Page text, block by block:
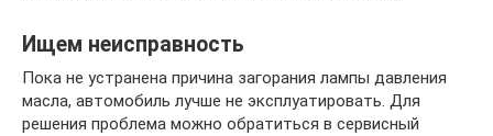
Ищем неисправность
Пока не устранена причина загорания лампы давления
масла, автомобиль лучше не эксплуатировать. Для
решения проблема можно обратиться в сервисный